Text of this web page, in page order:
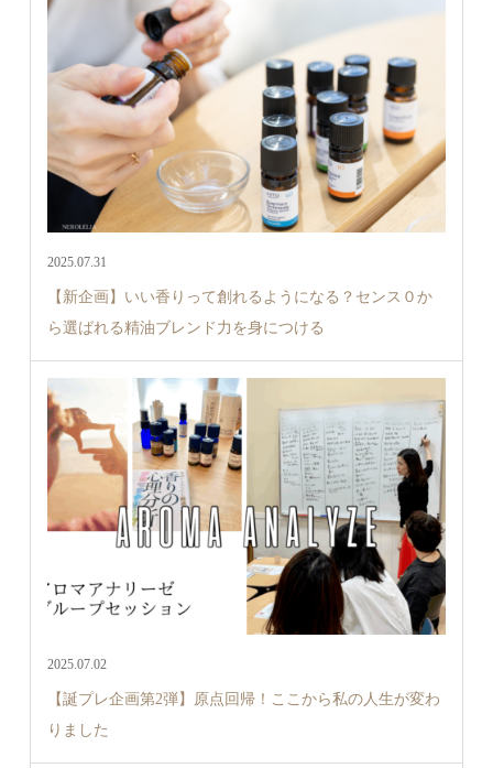
2025.07.31
【新企画】いい香りって創れるようになる？センス０か
ら選ばれる精油ブレンド力を身につける
2025.07.02
【誕プレ企画第2弾】原点回帰！ここから私の人生が変わ
りました